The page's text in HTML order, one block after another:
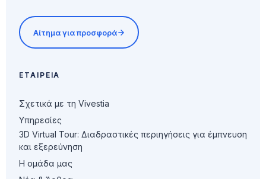
Αίτημα για προσφορά
ΕΤΑΙΡΕΊΑ
Σχετικά με τη Vivestia
Υπηρεσίες
3D Virtual Tour: Διαδραστικές περιηγήσεις για έμπνευση
και εξερεύνηση
Η ομάδα μας